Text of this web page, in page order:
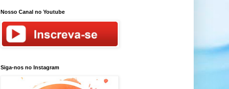
Nosso Canal no Youtube
Siga-nos no Instagram